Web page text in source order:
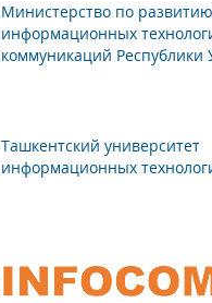
Министерство по развитию
информационных
коммуникаций Республики
Ташкентский университет
информационных